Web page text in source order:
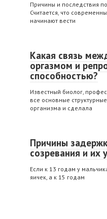
Причины и последствия
Считается, что
начинают вести
Какая связь
оргазмом и
способностью?
Известный биолог,
все основные
организма и сделала
Причины
созревания и их
Если к 13 годам у
яичек, а к 15 годам